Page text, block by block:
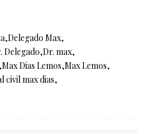
Delegado Max
Delegado Dr. max
Max Dias Lemos Max Lemos
civil max dias